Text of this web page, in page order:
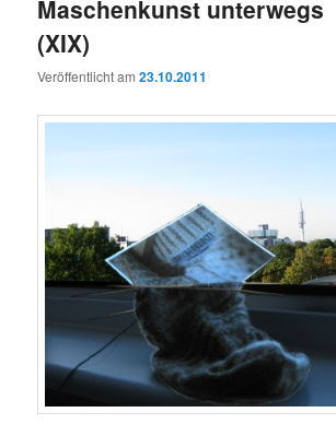
Maschenkunst unterwegs
(XIX)
Veröffentlicht am23.10.2011